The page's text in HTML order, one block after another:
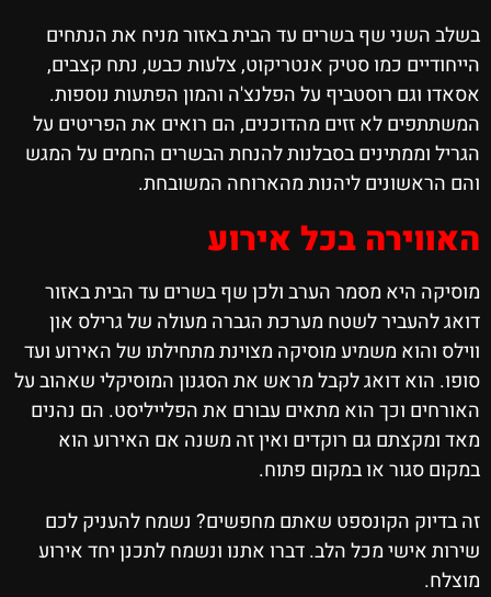
בשלב השני שף בשרים עד הבית באזור מניח את הנתחים
הייחודיים כמו סטיק אנטריקוט, צלעות כבש, נתח קצבים,
אסאדו וגם רוסטביף על הפלנצ'ה והמון הפתעות נוספות.
המשתתפים לא זזים מהדוכנים, הם רואים את הפריטים על
הגריל וממתינים בסבלנות להנחת הבשרים החמים על המגש
והם הראשונים ליהנות מהארוחה המשובחת.
האווירה בכל אירוע
מוסיקה היא מסמר הערב ולכן שף בשרים עד הבית באזור
דואג להעביר לשטח מערכת הגברה מעולה של גרילס און
ווילס והוא משמיע מוסיקה מצוינת מתחילתו של האירוע ועד
סופו. הוא דואג לקבל מראש את הסגנון המוסיקלי שאהוב על
האורחים וכך הוא מתאים עבורם את הפלייליסט. הם נהנים
מאד ומקצתם גם רוקדים ואין זה משנה אם האירוע הוא
במקום סגור או במקום פתוח.
זה בדיוק הקונספט שאתם מחפשים? נשמח להעניק לכם
שירות אישי מכל הלב. דברו אתנו ונשמח לתכנן יחד אירוע
מוצלח.